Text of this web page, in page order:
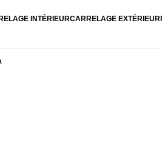
INTÉRIEURCARRELAGE EXTÉRIEUR